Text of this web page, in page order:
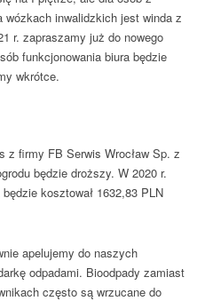
wózkach inwalidzkich jest winda z
r. zapraszamy już do nowego
funkcjonowania biura będzie
wkrótce.
z firmy FB Serwis Wrocław Sp. z
będzie droższy. W 2020 r.
kosztował 1632,83 PLN
apelujemy do naszych
odpadami. Bioodpady zamiast
często są wrzucane do